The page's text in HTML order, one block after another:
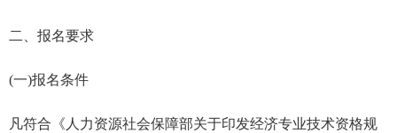
二、报名要求
(一)报名条件
凡符合《人力资源社会保障部关于印发经济专业技术资格规